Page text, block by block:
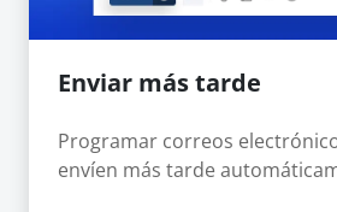
Enviar más tarde
Programar correos
envíen más tarde